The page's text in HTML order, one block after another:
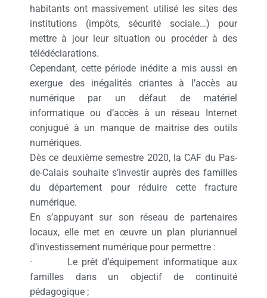
habitants ont massivement utilisé les sites des
institutions (impôts, sécurité sociale…) pour
mettre à jour leur situation ou procéder à des
télédéclarations.
Cependant, cette période inédite a mis aussi en
exergue des inégalités criantes à l’accès au
numérique par un défaut de matériel
informatique ou d’accès à un réseau Internet
conjugué à un manque de maitrise des outils
numériques.
Dès ce deuxième semestre 2020, la CAF du Pas-
de-Calais souhaite s’investir auprès des familles
du département pour réduire cette fracture
numérique.
En s’appuyant sur son réseau de partenaires
locaux, elle met en œuvre un plan pluriannuel
d’investissement numérique pour permettre :
· Le prêt d’équipement informatique aux
familles dans un objectif de continuité
pédagogique ;